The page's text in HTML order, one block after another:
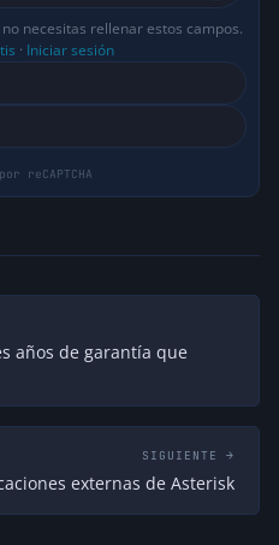
necesitas rellenar estos campos.
· Iniciar sesión
años de garantía que
SIGUIENTE →
externas de Asterisk